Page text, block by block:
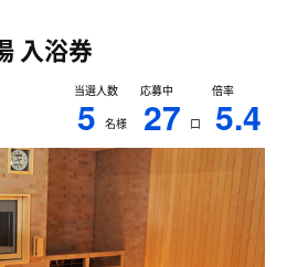
入浴券
当選人数
5 名様
応募中
27 口
倍率
5.4